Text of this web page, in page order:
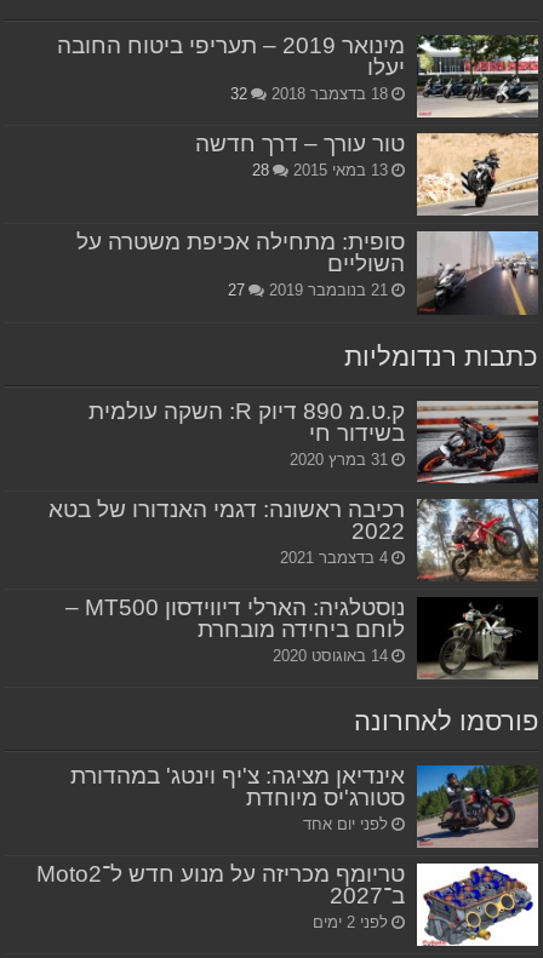
מינואר 2019 – תעריפי ביטוח החובה
יעלו
18 בדצמבר 2018 32
טור עורך – דרך חדשה
13 במאי 2015 28
סופית: מתחילה אכיפת משטרה על
השוליים
21 בנובמבר 2019 27
כתבות רנדומליות
ק.ט.מ 890 דיוק R: השקה עולמית
בשידור חי
31 במרץ 2020
רכיבה ראשונה: דגמי האנדורו של בטא
2022
4 בדצמבר 2021
נוסטלגיה: הארלי דיווידסון MT500 –
לוחם ביחידה מובחרת
14 באוגוסט 2020
פורסמו לאחרונה
אינדיאן מציגה: צ'יף וינטג' במהדורת
סטורג'יס מיוחדת
לפני יום אחד
טריומף מכריזה על מנוע חדש ל־Moto2
ב־2027
לפני 2 ימים